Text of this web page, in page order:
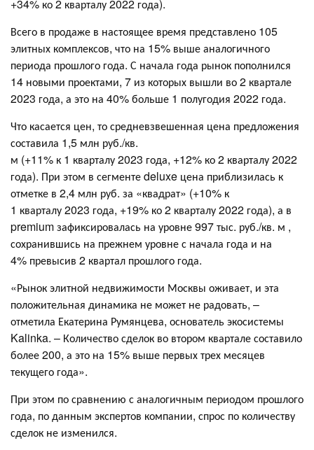
+34% ко 2 кварталу 2022 года)​.
Всего в продаже в настоящее время представлено 105
элитных комплексов, что на 15% выше аналогичного
периода прошлого года. С начала года рынок пополнился
14 новыми проектами, 7 из которых вышли во 2 квартале
2023 года, а это на 40% больше 1 полугодия 2022 года.
​Что касается цен, то средневзвешенная цена предложения​
составила 1,5 млн руб./кв.
м (+11% к 1 кварталу 2023 года, +12% ко 2 кварталу 2022
года)​. При этом в сегменте deluxe цена приблизилась к
отметке в 2,4 млн руб. за «квадрат» (+10% к
1 кварталу 2023 года, +19% ко 2 кварталу 2022 года)​, а в
premium зафиксировалась на уровне 997 тыс. руб./кв. м ,
сохранившись на прежнем уровне с начала года и на
4% превысив 2 квартал прошлого года.
«Рынок элитной недвижимости Москвы оживает, и эта
положительная динамика не может не радовать, –
отметила Екатерина Румянцева, основатель экосистемы
Kalinka. – Количество сделок во втором квартале составило
более 200, а это на 15% выше первых трех месяцев
текущего года».
При этом по сравнению с аналогичным периодом прошлого
года, по данным экспертов компании, спрос по количеству
сделок не изменился.